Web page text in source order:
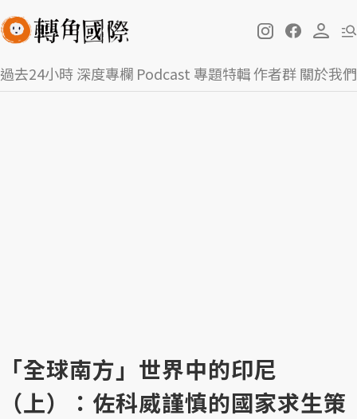
過去24小時深度專欄 Podcast 專題特輯作者群關於我們
「全球南方」世界中的印尼
（上）：佐科威謹慎的國家求生策